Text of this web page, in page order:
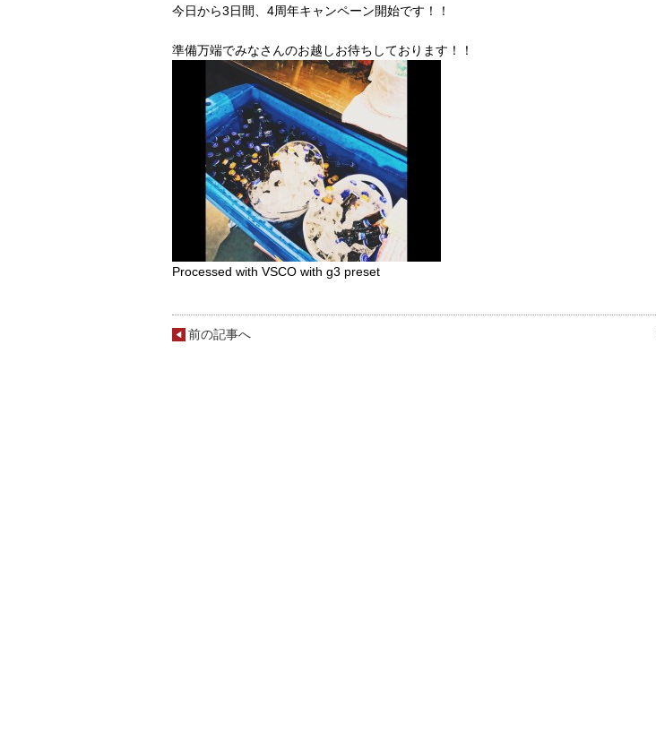
今日から3日間、4周年キャンペーン開始です！！
準備万端でみなさんのお越しお待ちしております！！
Processed with VSCO with g3 preset
前の記事へ